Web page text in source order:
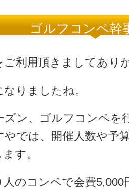
ゴルフコンペ幹
ご利用頂きましてあり
りましたね。
ズン、ゴルフコンペを
やでは、開催人数や予
す。
のコンペで会費